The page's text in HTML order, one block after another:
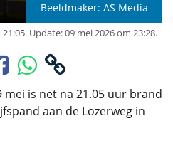
Beeldmaker: AS Media
Update: 09 mei 2026 om 23:28.
mei is net na 21.05 uur brand
aan de Lozerweg in